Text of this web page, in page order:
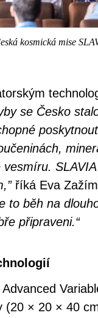
kosmická mise
se Česko
říká Eva
to běh na
připraveni.“
× 20 × 40